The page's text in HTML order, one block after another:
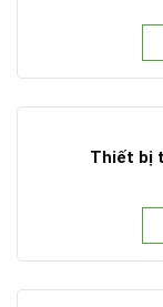
Thiết bị